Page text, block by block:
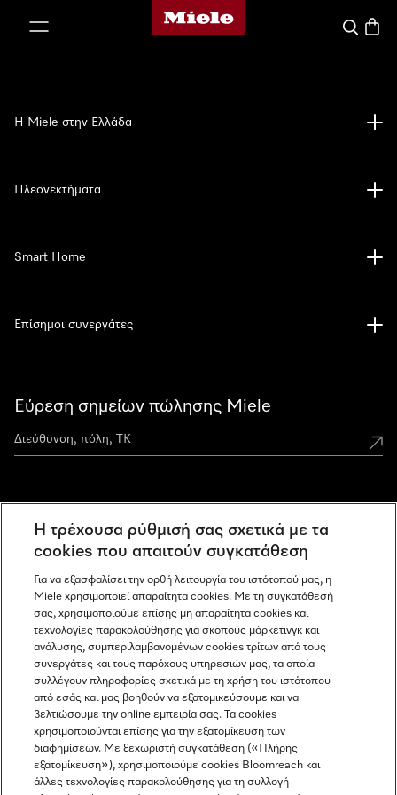
Αρχική σελίδα της Miele
Εύρεση σημείων πώλησης Miele
Ανακαλύψτε τα Miele Experience Center
Newsletter
Η Miele στην Ελλάδα
Πλεονεκτήματα
Smart Home
Επίσημοι συνεργάτες
Miele στο Instagram
Miele στο Facebook
Miele στο Youtube
Η τρέχουσα ρύθμισή σας σχετικά με τα
cookies που απαιτούν συγκατάθεση
Για να εξασφαλίσει την ορθή λειτουργία του ιστότοπού μας, η
Miele χρησιμοποιεί απαραίτητα cookies. Με τη συγκατάθεσή
σας, χρησιμοποιούμε επίσης μη απαραίτητα cookies και
τεχνολογίες παρακολούθησης για σκοπούς μάρκετινγκ και
ανάλυσης, συμπεριλαμβανομένων cookies τρίτων από τους
συνεργάτες και τους παρόχους υπηρεσιών μας, τα οποία
συλλέγουν πληροφορίες σχετικά με τη χρήση του ιστότοπου
από εσάς και μας βοηθούν να εξατομικεύσουμε και να
βελτιώσουμε την online εμπειρία σας. Τα cookies
χρησιμοποιούνται επίσης για την εξατομίκευση των
διαφημίσεων. Με ξεχωριστή συγκατάθεση («Πλήρης
εξατομίκευση»), χρησιμοποιούμε cookies Bloomreach και
άλλες τεχνολογίες παρακολούθησης για τη συλλογή